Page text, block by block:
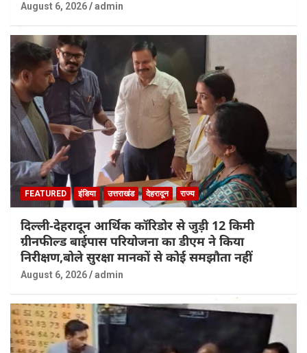
August 6, 2026 admin
FEATURED इंडिया उत्तराखंड देहरादून राज्य
दिल्ली-देहरादून आर्थिक कॉरिडोर से जुड़ी 12 किमी
ग्रीनफील्ड बाईपास परियोजना का डीएम ने किया
निरीक्षण,बोले सुरक्षा मानकों से कोई समझौता नहीं
August 6, 2026 admin